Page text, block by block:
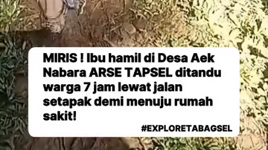
Salah seorang warga yang ikut menandu
menyampaikan rasa keprihatinannya atas kondisi
yang terus berulang di desa mereka.
“Beginilah kondisi kami setiap ada yang sakit atau
mau melahirkan, harus ditandu berjam-jam karena
jalan tidak ada. Kami sangat berharap pemerintah
memperhatikan nasib kami di sini,” ujarnya dalam